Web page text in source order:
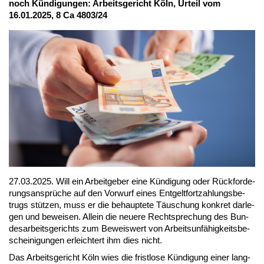
noch Kün­di­gun­gen: Ar­beits­ge­richt Köln, Ur­teil vom
16.01.2025, 8 Ca 4803/24
27.03.2025. Will ein Ar­beit­ge­ber ei­ne Kün­di­gung oder Rück­for­de­
rungs­an­sprü­che auf den Vor­wurf ei­nes Ent­gelt­fort­zah­lungs­be­
trugs stüt­zen, muss er die be­haup­te­te Täu­schung kon­kret dar­le­
gen und be­wei­sen. Al­lein die neue­re Recht­spre­chung des Bun­
des­ar­beits­ge­richts zum Be­weis­wert von Ar­beits­un­fä­hig­keits­be­
schei­ni­gun­gen er­leich­tert ihm dies nicht.
Das Ar­beits­ge­richt Köln wies die frist­lo­se Kün­di­gung ei­ner lang­